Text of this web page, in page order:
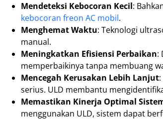
Mendeteksi Kebocoran Kecil:
kebocoran freon AC mobil.
Menghemat Waktu: Teknologi
manual.
Meningkatkan Efisiensi Perbaikan:
memperbaikinya tanpa membuang
Mencegah Kerusakan Lebih Lanjut
serius. ULD membantu
Memastikan Kinerja Optimal
menggunakan ULD, sistem dapat